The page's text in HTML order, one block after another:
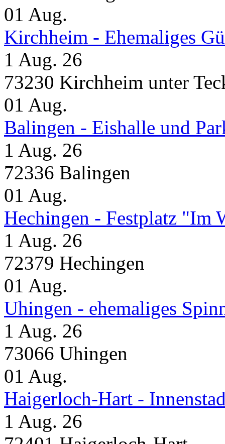
01 Aug.
Kirchheim - Ehemaliges
1 Aug. 26
73230 Kirchheim unter
01 Aug.
Balingen - Eishalle und
1 Aug. 26
72336 Balingen
01 Aug.
Hechingen - Festplatz "Im
1 Aug. 26
72379 Hechingen
01 Aug.
Uhingen - ehemaliges
1 Aug. 26
73066 Uhingen
01 Aug.
Haigerloch-Hart -
1 Aug. 26